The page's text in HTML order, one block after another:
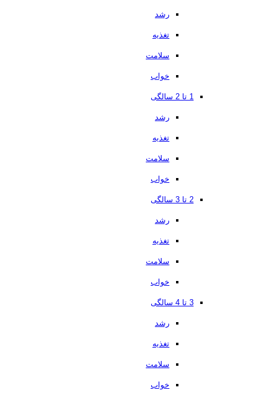
رشد
تغذیه
سلامت
خواب
1 تا 2 سالگی
رشد
تغذیه
سلامت
خواب
2 تا 3 سالگی
رشد
تغذیه
سلامت
خواب
3 تا 4 سالگی
رشد
تغذیه
سلامت
خواب